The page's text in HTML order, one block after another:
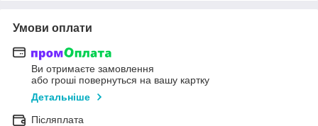
Умови оплати
Ви отримаєте замовлення
або гроші повернуться на вашу картку
Детальніше
Післяплата